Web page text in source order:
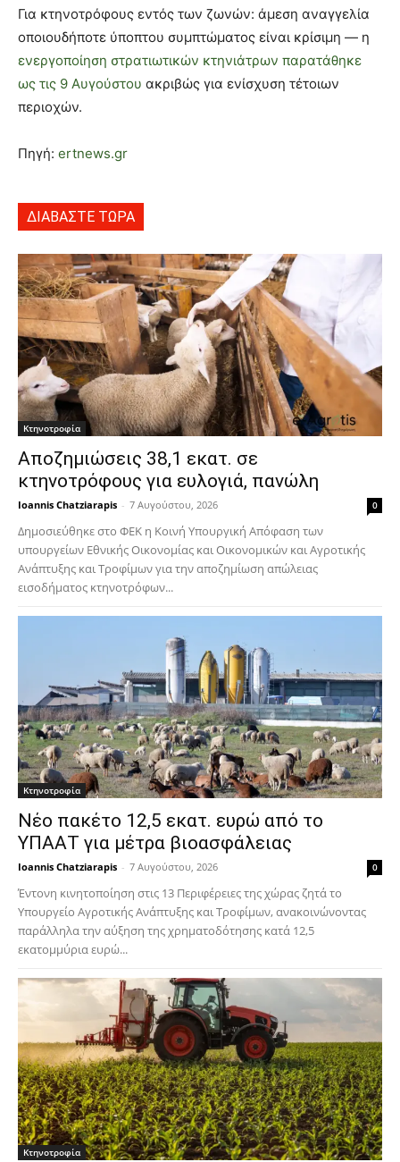
Για κτηνοτρόφους εντός των ζωνών: άμεση αναγγελία
οποιουδήποτε ύποπτου συμπτώματος είναι κρίσιμη — η
ενεργοποίηση στρατιωτικών κτηνιάτρων παρατάθηκε
ως τις 9 Αυγούστου ακριβώς για ενίσχυση τέτοιων
περιοχών.
Πηγή: ertnews.gr
ΔΙΑΒΑΣΤΕ ΤΩΡΑ
Κτηνοτροφία
Αποζημιώσεις 38,1 εκατ. σε
κτηνοτρόφους για ευλογιά, πανώλη
Ioannis Chatziarapis - 7 Αυγούστου, 2026 0
Δημοσιεύθηκε στο ΦΕΚ η Κοινή Υπουργική Απόφαση των
υπουργείων Εθνικής Οικονομίας και Οικονομικών και Αγροτικής
Ανάπτυξης και Τροφίμων για την αποζημίωση απώλειας
εισοδήματος κτηνοτρόφων...
Κτηνοτροφία
Νέο πακέτο 12,5 εκατ. ευρώ από το
ΥΠΑΑΤ για μέτρα βιοασφάλειας
Ioannis Chatziarapis - 7 Αυγούστου, 2026 0
Έντονη κινητοποίηση στις 13 Περιφέρειες της χώρας ζητά το
Υπουργείο Αγροτικής Ανάπτυξης και Τροφίμων, ανακοινώνοντας
παράλληλα την αύξηση της χρηματοδότησης κατά 12,5
εκατομμύρια ευρώ...
Κτηνοτροφία